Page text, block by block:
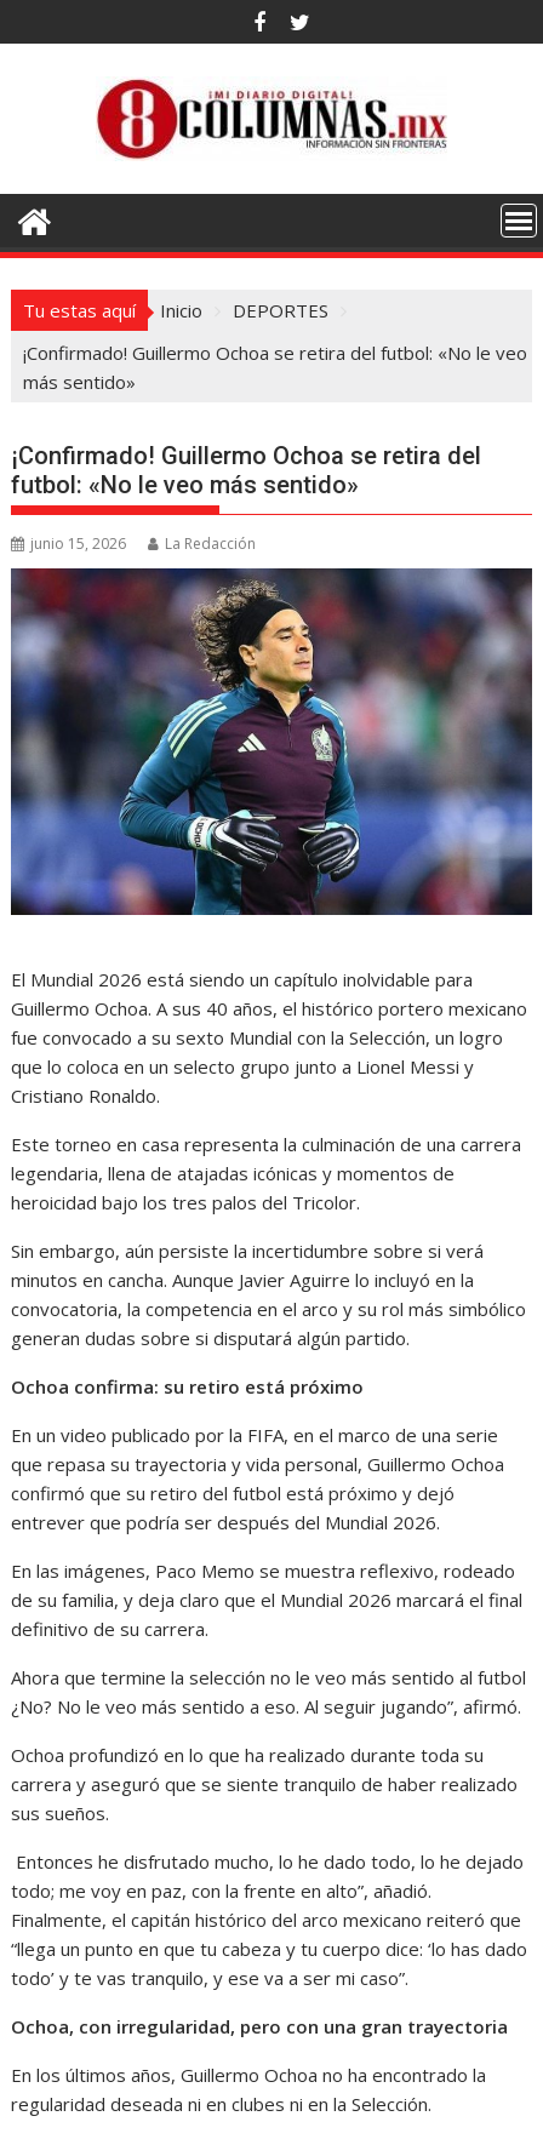
al
Tu estas aquí Inicio
DEPORTES
¡Confirmado! Guillermo Ochoa se retira del futbol: «No le veo
más sentido»
¡Confirmado! Guillermo Ochoa se retira del
futbol: «No le veo más sentido»
junio 15, 2026 La Redacción
El Mundial 2026 está siendo un capítulo inolvidable para
Guillermo Ochoa. A sus 40 años, el histórico portero mexicano
fue convocado a su sexto Mundial con la Selección, un logro
que lo coloca en un selecto grupo junto a Lionel Messi y
Cristiano Ronaldo.
Este torneo en casa representa la culminación de una carrera
legendaria, llena de atajadas icónicas y momentos de
heroicidad bajo los tres palos del Tricolor.
Sin embargo, aún persiste la incertidumbre sobre si verá
minutos en cancha. Aunque Javier Aguirre lo incluyó en la
convocatoria, la competencia en el arco y su rol más simbólico
generan dudas sobre si disputará algún partido.
Ochoa confirma: su retiro está próximo
En un video publicado por la FIFA, en el marco de una serie
que repasa su trayectoria y vida personal, Guillermo Ochoa
confirmó que su retiro del futbol está próximo y dejó
entrever que podría ser después del Mundial 2026.
En las imágenes, Paco Memo se muestra reflexivo, rodeado
de su familia, y deja claro que el Mundial 2026 marcará el final
definitivo de su carrera.
Ahora que termine la selección no le veo más sentido al futbol
¿No? No le veo más sentido a eso. Al seguir jugando”, afirmó.
Ochoa profundizó en lo que ha realizado durante toda su
carrera y aseguró que se siente tranquilo de haber realizado
sus sueños.
Entonces he disfrutado mucho, lo he dado todo, lo he dejado
todo; me voy en paz, con la frente en alto”, añadió.
Finalmente, el capitán histórico del arco mexicano reiteró que
“llega un punto en que tu cabeza y tu cuerpo dice: ‘lo has dado
todo’ y te vas tranquilo, y ese va a ser mi caso”.
Ochoa, con irregularidad, pero con una gran trayectoria
En los últimos años, Guillermo Ochoa no ha encontrado la
regularidad deseada ni en clubes ni en la Selección.